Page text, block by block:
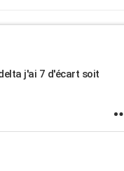
j'ai 7 d'écart soit